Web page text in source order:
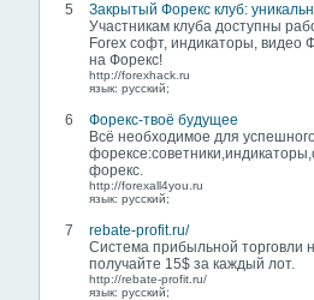
5
Закрытый Форекс клуб:
Участникам клуба доступны
Forex софт, индикаторы, видео
на Форекс!
http://forexhack.ru
язык: русский;
6
Форекс-твоё будущее
Всё необходимое для
форекс.
http://forexall4you.ru
язык: русский;
7
rebate-profit.ru/
Система прибыльной торговли
получайте 15$ за каждый лот.
http://rebate-profit.ru/
язык: русский;